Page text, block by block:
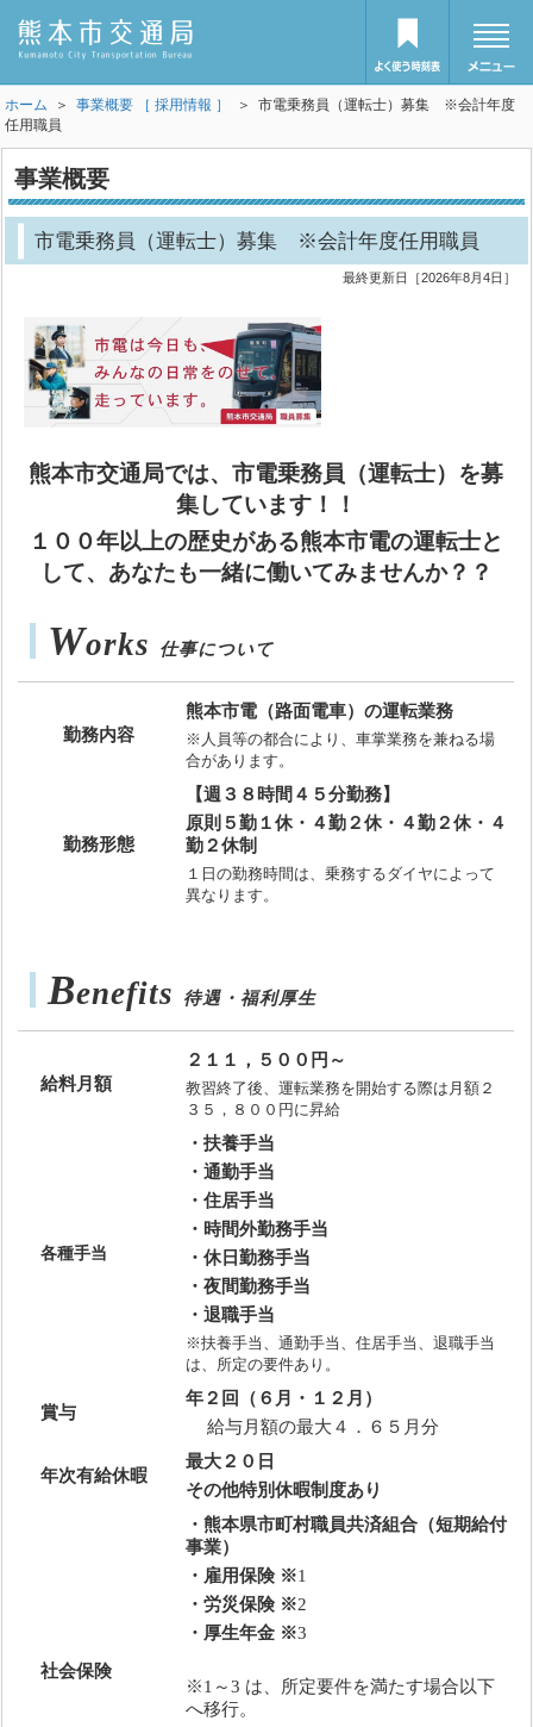
ホーム ＞事業概要 ［ 採用情報 ］
＞ 市電乗務員（運転士）募集 ※会計年度
任用職員
事業概要
市電乗務員（運転士）募集 ※会計年度任用職員
最終更新日［2026年8月4日］
熊本市交通局では、市電乗務員（運転士）を募
集しています！！
１００年以上の歴史がある熊本市電の運転士と
して、あなたも一緒に働いてみませんか？？
Works 仕事について
勤務内容
熊本市電（路面電車）の運転業務
※人員等の都合により、車掌業務を兼ねる場
合があります。
勤務形態
【週３８時間４５分勤務】
原則５勤１休・ ４勤２休・ ４勤２休・ ４
勤２休制
１日の勤務時間は、乗務するダイヤによって
異なります。
Benefits 待遇 ・福利厚生
給料月額
２１１，５００円～
教習終了後、運転業務を開始する際は月額２
３５，８００円に昇給
各種手当
・扶養手当
・通勤手当
・住居手当
・時間外勤務手当
・休日勤務手当
・夜間勤務手当
・退職手当
※扶養手当、通勤手当、住居手当、退職手当
は、所定の要件あり。
賞与
年２回（６月
・１２月）
給与月額の最大４．６５月分
年次有給休暇
最大２０日
その他特別休暇制度あり
社会保険
・熊本県市町村職員共済組合（短期給付
事業）
・雇用保険 ※1
・労災保険 ※2
・厚生年金 ※3
※1～3 は、 所定要件を満たす場合以下
へ移行。